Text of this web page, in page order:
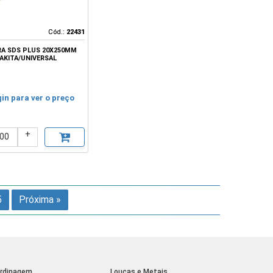
Cód.: 22431
Cód.: 22431
SDS PLUS 20X250MM
UNIVERSAL
para ver o preço
+
Próxima »